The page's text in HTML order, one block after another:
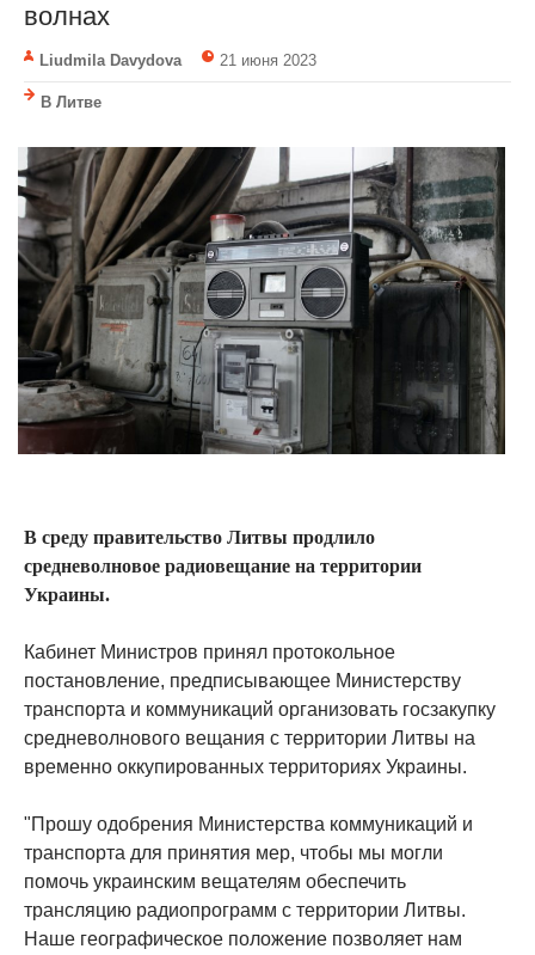
волнах
Liudmila Davydova 21 июня 2023
В Литве
В среду правительство Литвы продлило
средневолновое радиовещание на территории
Украины.
Кабинет Министров принял протокольное
постановление, предписывающее Министерству
транспорта и коммуникаций организовать госзакупку
средневолнового вещания с территории Литвы на
временно оккупированных территориях Украины.
"Прошу одобрения Министерства коммуникаций и
транспорта для принятия мер, чтобы мы могли
помочь украинским вещателям обеспечить
трансляцию радиопрограмм с территории Литвы.
Наше географическое положение позволяет нам